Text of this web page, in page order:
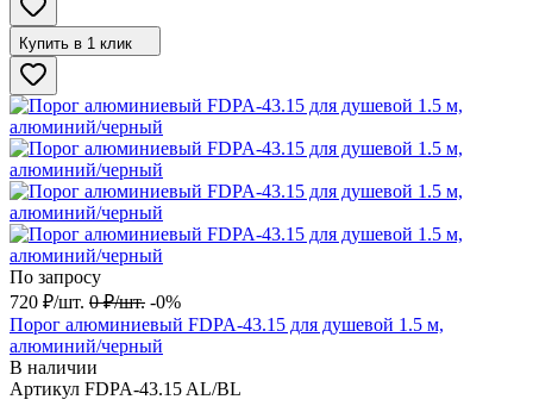
Купить в 1 клик
По запросу
720 ₽/шт. 0 ₽/шт. -0%
Порог алюминиевый FDPA-43.15 для душевой 1.5 м,
алюминий/черный
В наличии
Артикул FDPA-43.15 AL/BL